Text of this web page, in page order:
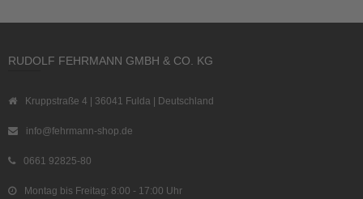
RUDOLF FEHRMANN GMBH & CO. KG
Kruppstraße 4 | 36041 Fulda | Deutschland
info@fehrmann-shop.de
0661 92825-80
Montag bis Freitag: 8:00 - 17:00 Uhr